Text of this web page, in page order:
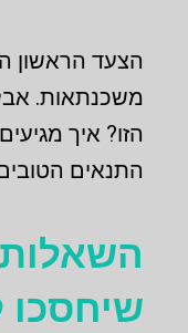
הצעד הראשון
משכנתאות.
הזו? איך
התנאים